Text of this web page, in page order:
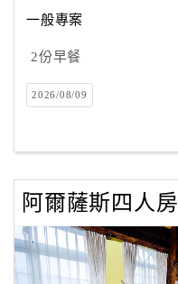
員
戶
客
服
聯
單
一般專案
2份早餐
2026/08/09
阿爾薩斯四人房